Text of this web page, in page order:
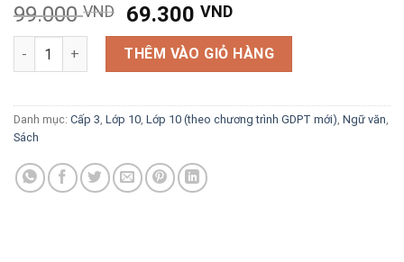
99.000VND
Giá
gốc
là:
99.000 VND.
69.300VNDGiá
hiện
tại
là:
69.300 VND.
199 đề & bài Văn hay 10 (dùng chung cho các bộ SGK hiện
THÊM VÀO GIỎ HÀNG
Danh mục: Cấp 3, Lớp 10, Lớp 10 (theo chương trình GDPT mới), Ngữ văn,
Sách